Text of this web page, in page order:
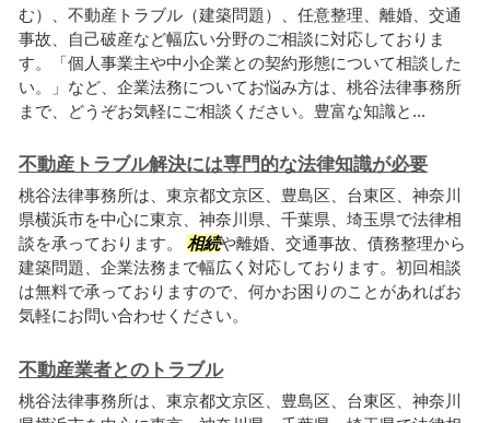
む）、不動産トラブル（建築問題）、任意整理、離婚、交通
事故、自己破産など幅広い分野のご相談に対応しておりま
す。「個人事業主や中小企業との契約形態について相談した
い。」など、企業法務についてお悩み方は、桃谷法律事務所
まで、どうぞお気軽にご相談ください。豊富な知識と...
不動産トラブル解決には専門的な法律知識が必要
桃谷法律事務所は、東京都文京区、豊島区、台東区、神奈川
県横浜市を中心に東京、神奈川県、千葉県、埼玉県で法律相
談を承っております。 相続や離婚、交通事故、債務整理から
建築問題、企業法務まで幅広く対応しております。初回相談
は無料で承っておりますので、何かお困りのことがあればお
気軽にお問い合わせください。
不動産業者とのトラブル
桃谷法律事務所は、東京都文京区、豊島区、台東区、神奈川